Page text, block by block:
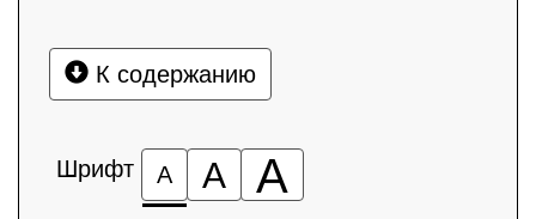
К содержанию
Шрифт А А А